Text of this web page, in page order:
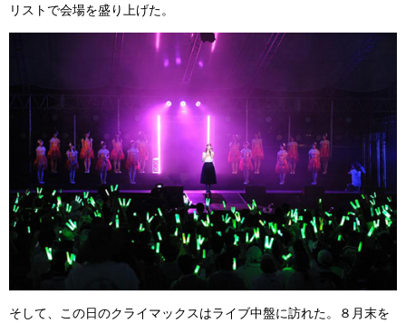
リストで会場を盛り上げた。
そして、この日のクライマックスはライブ中盤に訪れた。８月末を